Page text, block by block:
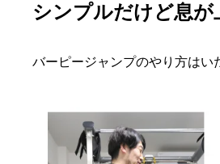
シンプルだけど息
バーピージャンプのやり方はい